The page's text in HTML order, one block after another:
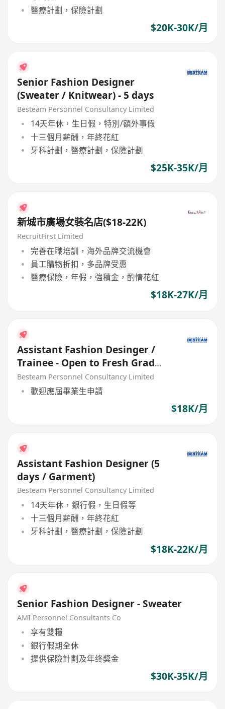
醫療計劃，保險計劃
$20K-30K/月
Senior Fashion Designer
(Sweater / Knitwear) - 5 days
Besteam Personnel Consultancy Limited
14天年休，生日假，特別/額外事假
十三個月薪酬，年終花紅
牙科計劃，醫療計劃，保險計劃
$25K-35K/月
新城市廣場女裝名店($18-22K)
RecruitFirst Limited
完善在職培訓，海外品牌交流機會
員工購物折扣，多品牌受惠
醫療保險，年假，強積金，酌情花紅
$18K-27K/月
Assistant Fashion Desinger /
Trainee - Open to Fresh Grad
(18K)
Besteam Personnel Consultancy Limited
歡迎應屆畢業生申請
$18K/月
Assistant Fashion Designer (5
days / Garment)
Besteam Personnel Consultancy Limited
14天年休，銀行假，生日假等
十三個月薪酬，年終花紅
牙科計劃，醫療計劃，保險計劃
$18K-22K/月
Senior Fashion Designer - Sweater
AMI Personnel Consultants Co
享有雙糧
銀行假期全休
提供保險計劃及年终獎金
$30K-35K/月